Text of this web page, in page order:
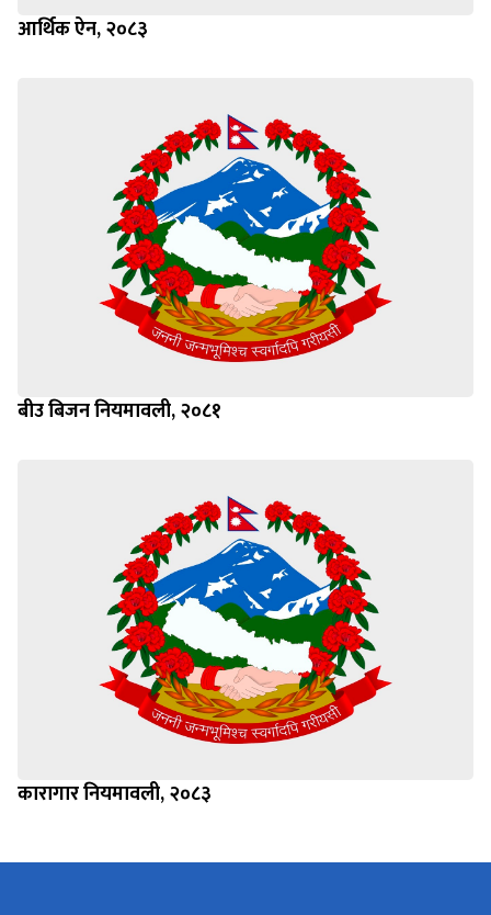
आर्थिक ऐन, २०८३
बीउ बिजन नियमावली, २०८१
कारागार नियमावली, २०८३